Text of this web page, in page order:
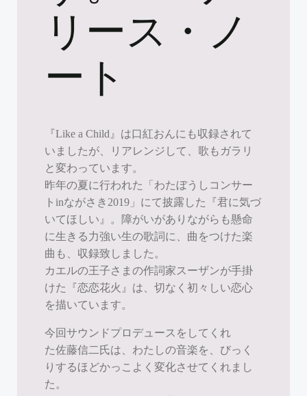
リース・ノ
ート
『Like a Child』は口紅おんにも収録されて
いましたが、リアレンジして、歌もガラリ
と変わっています。
昨年の夏に行われた「わたぼうしコンサー
トinながさき2019」にて披露した『君に気づ
いてほしい』。障がいがありながらも懸命
に生きる力強い生の歌詞に、曲をつけた楽
曲も、収録致しました。
カエルの王子さまの作詞家スーザンが手掛
けた『恋恋花火』は、切なく初々しい恋心
を描いています。
今回サウンドプロデュースをしてくれ
た佐藤信二氏は、わたしの音楽を、びっく
りするほどかっこよく変化させてくれまし
た。